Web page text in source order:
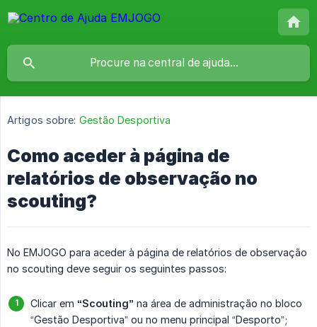
Artigos sobre: Gestão Desportiva
Como aceder à página de
relatórios de observação no
scouting?
No EMJOGO para aceder à página de relatórios de observação
no scouting deve seguir os seguintes passos:
Clicar em “Scouting” na área de administração no bloco
“Gestão Desportiva” ou no menu principal “Desporto”;